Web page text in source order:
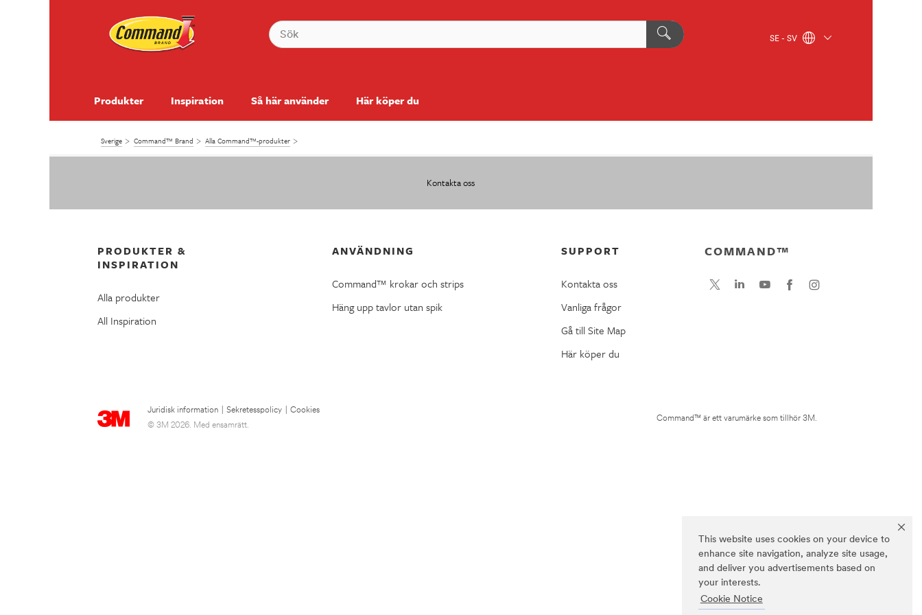
This website uses cookies on your device to
enhance site navigation, analyze site usage,
and deliver you advertisements based on
your interests.
Cookie Notice
SE - SV
Produkter Inspiration Så här använder Här köper du
Sverige Command™ Brand Alla Command™-produkter
Kontakta oss
PRODUKTER &
INSPIRATION
Alla produkter
All Inspiration
ANVÄNDNING
Command™ krokar och strips
Häng upp tavlor utan spik
SUPPORT
Kontakta oss
Vanliga frågor
Gå till Site Map
Här köper du
Juridisk information Sekretesspolicy
Cookies
© 3M 2026. Med ensamrätt.
COMMAND™
Command™ är ett varumärke som tillhör 3M.